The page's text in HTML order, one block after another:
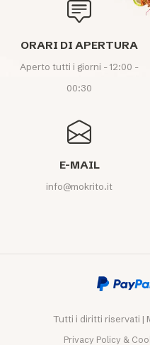
ORARI DI APERTURA
Aperto tutti i giorni - 12:00 -
00:30
E-MAIL
info@mokrito.it
Tutti i diritti riservati |
Privacy Policy &